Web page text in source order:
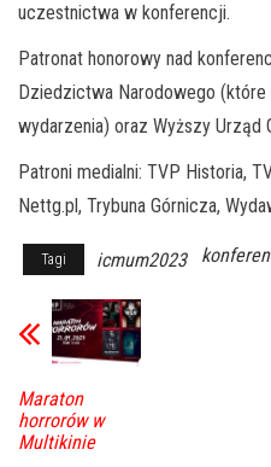
uczestnictwa w konferencji.
Patronat honorowy nad
Dziedzictwa Narodowego
wydarzenia) oraz Wyższy Urząd
Patroni medialni: TVP Historia,
Nettg.pl, Trybuna Górnicza,
Tagi icmum2023
Maraton
horrorów w
Multikinie